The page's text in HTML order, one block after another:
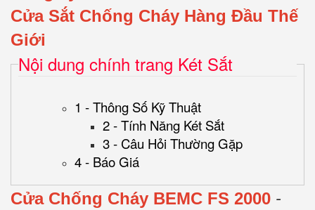
Cửa Sắt Chống Cháy Hàng Đầu Thế
Giới
Nội dung chính trang Két Sắt
1 - Thông Số Kỹ Thuật
2 - Tính Năng Két Sắt
3 - Câu Hỏi Thường Gặp
4 - Báo Giá
Cửa Chống Cháy BEMC FS 2000 -